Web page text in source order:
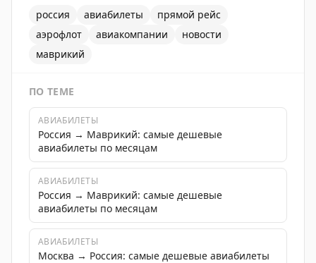
россия авиабилеты
прямой рейс
аэрофлот
авиакомпании
новости
маврикий
ПО ТЕМЕ
АВИАБИЛЕТЫ
Россия → Маврикий: самые дешевые
авиабилеты по месяцам
АВИАБИЛЕТЫ
Россия → Маврикий: самые дешевые
авиабилеты по месяцам
АВИАБИЛЕТЫ
Москва → Россия: самые дешевые авиабилеты